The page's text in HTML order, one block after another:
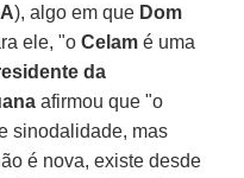
), algo em que Dom
ele, "oCelam é uma
da
afirmou que "o
sinodalidade, mas
é nova, existe desde